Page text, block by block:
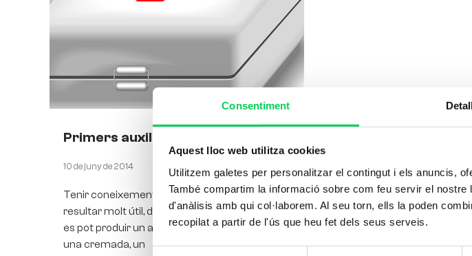
Consentiment
Aquest lloc web utilitza cookies
Utilitzem galetes per personalitzar el contingut i els anuncis,
També compartim la informació sobre com feu servir el
d'anàlisis amb qui col·laborem. Al seu torn, ells la poden
recopilat a partir de l'ús que heu fet dels seus serveis.
Primers auxilis
10 de juny de 2014
Tenir coneixements de primers auxilis pot
resultar molt útil, doncs en qualsevol moment
es pot produir un accident: un desmai, un tall,
una cremada, un